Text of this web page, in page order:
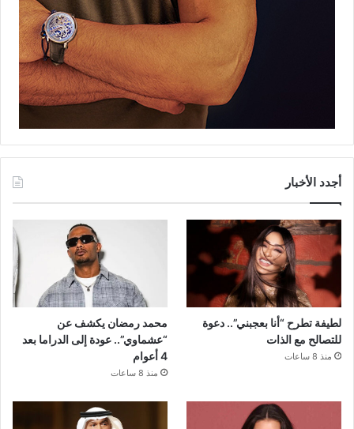
أجدد الأخبار
لطيفة تطرح “أنا بعجبني”.. دعوة
للتصالح مع الذات
منذ 8 ساعات
محمد رمضان يكشف عن
“عشماوي”.. عودة إلى الدراما بعد
4 أعوام
منذ 8 ساعات